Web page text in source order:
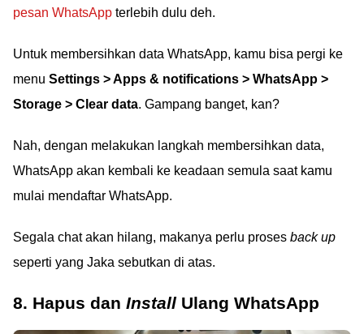
pesan WhatsApp terlebih dulu deh.
Untuk membersihkan data WhatsApp, kamu bisa pergi ke
menu Settings > Apps & notifications > WhatsApp >
Storage > Clear data. Gampang banget, kan?
Nah, dengan melakukan langkah membersihkan data,
WhatsApp akan kembali ke keadaan semula saat kamu
mulai mendaftar WhatsApp.
Segala chat akan hilang, makanya perlu proses back up
seperti yang Jaka sebutkan di atas.
8. Hapus dan Install Ulang WhatsApp